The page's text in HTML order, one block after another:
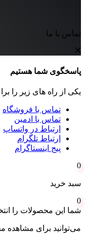
تماس با ما
پاسخگوی شما هستیم
یکی از راه های زیر را
تماس با فروشگاه
تماس با ادمین
ارتباط در واتساپ
ارتباط تلگرام
پیج اینستاگرام
0
سبد خرید
0
شما این محصولات را
می‌توانید برای مشاهده